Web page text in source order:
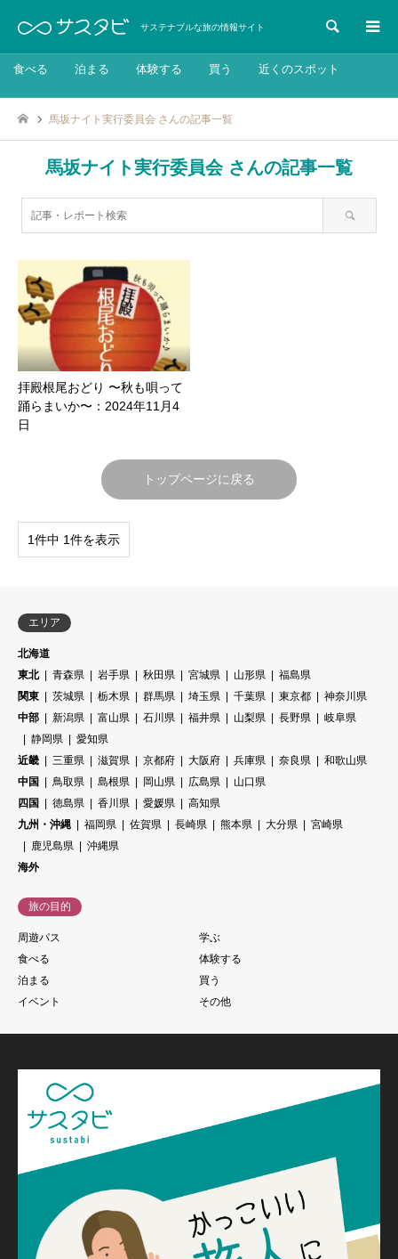
サステナブルな旅の情報サイト 検索
食べる 泊まる 体験する 買う 近くのスポット
馬坂ナイト実行委員会 さんの記事一覧
馬坂ナイト実行委員会 さんの記事一覧
拝殿根尾おどり 〜秋も唄って
踊らまいか〜：2024年11月4
日
トップページに戻る
1件中 1件を表示
エリア
北海道
東北
青森県 岩手県 秋田県 宮城県 山形県
福島県
関東
茨城県 栃木県 群馬県 埼玉県 千葉県 東京都
神奈川県
中部
新潟県 富山県 石川県 福井県 山梨県 長野県
岐阜県
静岡県
愛知県
近畿
三重県 滋賀県 京都府 大阪府 兵庫県 奈良県
和歌山県
中国
鳥取県 島根県 岡山県 広島県
山口県
四国
徳島県 香川県 愛媛県
高知県
九州・沖縄
福岡県 佐賀県 長崎県 熊本県 大分県
宮崎県
鹿児島県
沖縄県
海外
旅の目的
周遊パス
学ぶ
食べる
体験する
泊まる
買う
イベント
その他